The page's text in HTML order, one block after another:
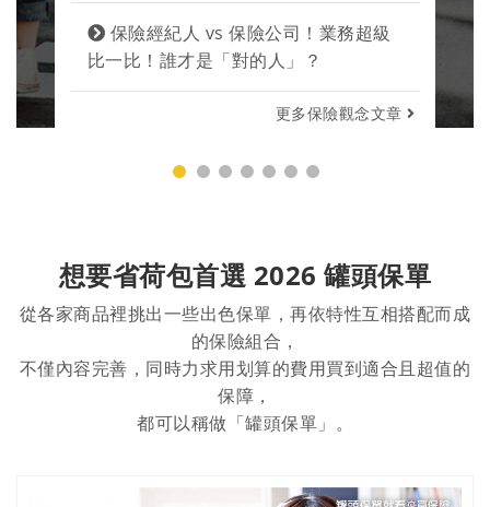
保險經紀人 vs 保險公司！業務超級
比一比！誰才是「對的人」？
更多保險觀念文章
想要省荷包首選 2026 罐頭保單
從各家商品裡挑出一些出色保單，再依特性互相搭配而成
的保險組合，
不僅內容完善，同時力求用划算的費用買到適合且超值的
保障，
都可以稱做「罐頭保單」。